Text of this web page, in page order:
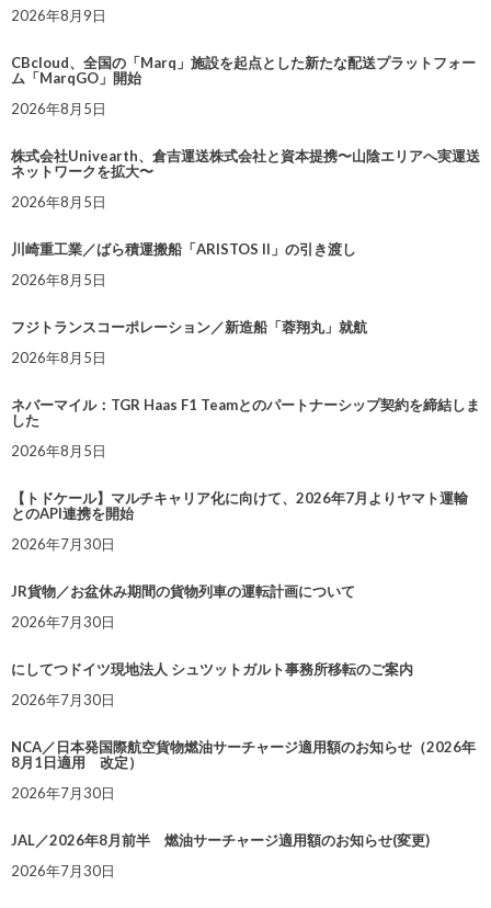
2026年8月9日
CBcloud、全国の「Marq」施設を起点とした新たな配送プラットフォー
ム「MarqGO」開始
2026年8月5日
株式会社Univearth、倉吉運送株式会社と資本提携〜山陰エリアへ実運送
ネットワークを拡大〜
2026年8月5日
川崎重工業／ばら積運搬船「ARISTOS II」の引き渡し
2026年8月5日
フジトランスコーポレーション／新造船「蓉翔丸」就航
2026年8月5日
ネバーマイル：TGR Haas F1 Teamとのパートナーシップ契約を締結しま
した
2026年8月5日
【トドケール】マルチキャリア化に向けて、2026年7月よりヤマト運輸
とのAPI連携を開始
2026年7月30日
JR貨物／お盆休み期間の貨物列車の運転計画について
2026年7月30日
にしてつドイツ現地法人 シュツットガルト事務所移転のご案内
2026年7月30日
NCA／日本発国際航空貨物燃油サーチャージ適用額のお知らせ（2026年
8月1日適用 改定）
2026年7月30日
JAL／2026年8月前半 燃油サーチャージ適用額のお知らせ(変更)
2026年7月30日